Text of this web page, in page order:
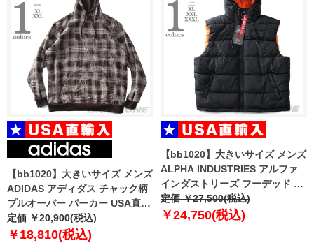
【bb1020】大きいサイズ メンズ
ADIDAS アディダス チャック柄
プルオーバー パーカー USA直輸
入 hk2750
定価 ￥20,900(税込)
￥18,810(税込)
【bb1020】大きいサイズ メンズ
ALPHA INDUSTRIES アルファ
インダストリーズ フーデッド 中
綿 ベスト USA直輸入 118110
定価 ￥27,500(税込)
￥24,750(税込)